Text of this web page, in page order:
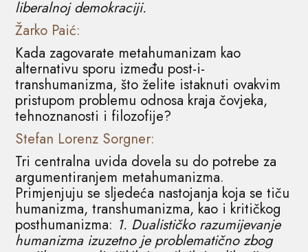
liberalnoj demokraciji.
Žarko Paić:
Kada zagovarate metahumanizam kao
alternativu sporu između post-i-
transhumanizma, što želite istaknuti ovakvim
pristupom problemu odnosa kraja čovjeka,
tehnoznanosti i filozofije?
Stefan Lorenz Sorgner:
Tri centralna uvida dovela su do potrebe za
argumentiranjem metahumanizma.
Primjenjuju se sljedeća nastojanja koja se tiču
​​humanizma, transhumanizma, kao i kritičkog
posthumanizma: 1. Dualističko razumijevanje
humanizma izuzetno je problematično zbog